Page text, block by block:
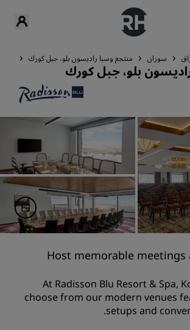
سوران منتجع وسبا راديسون بلو، جبل كورك
بلو، جبل كورك
Host memorable meetings
At Radisson Blu Resort & Spa,
choose from our modern venues
setups and